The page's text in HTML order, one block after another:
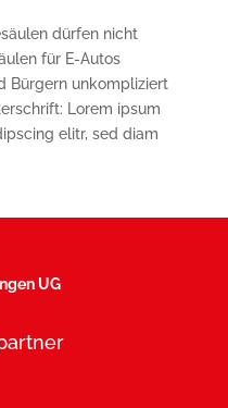
dürfen nicht
für E-Autos
Bürgern unkompliziert
Lorem ipsum
elitr, sed diam
UG